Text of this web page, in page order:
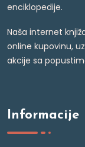
enciklopedije.
Naša internet
online kupovinu,
akcije sa
Informacije